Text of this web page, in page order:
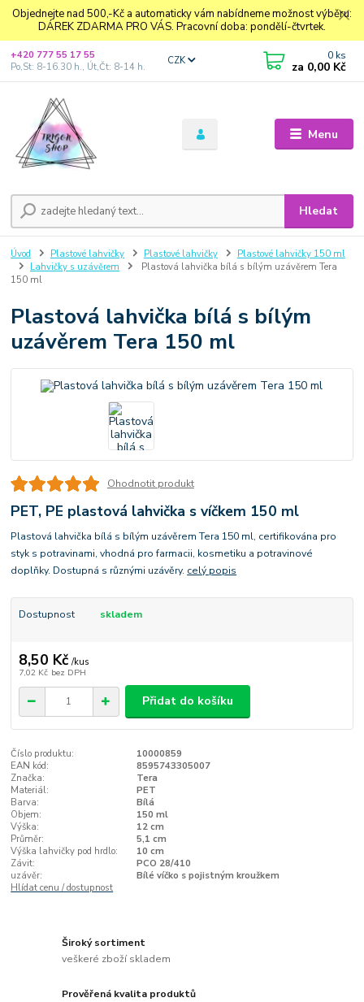
Objednejte nad 500,-Kč a automaticky vám nabídneme možnost výběru:
DÁREK ZDARMA PRO VÁS. Pracovní doba: pondělí-čtvrtek.
Menu
CZK
Hledat
+420 777 55 17 55
Po,St: 8-16.30 h., Út,Čt: 8-14 h.
0 ks
za 0,00 Kč
Úvod Plastové lahvičky Plastové lahvičky
Plastové lahvičky 150 ml
Lahvičky s uzávěrem
Plastová lahvička bílá s bílým uzávěrem Tera
150 ml
Plastová lahvička bílá s bílým
uzávěrem Tera 150 ml
Ohodnotit produkt
PET, PE plastová lahvička s víčkem 150 ml
Plastová lahvička bílá s bílým uzávěrem Tera 150 ml, certifikována pro
styk s potravinami, vhodná pro farmacii, kosmetiku a potravinové
doplňky. Dostupná s různými uzávěry. celý popis
Dostupnost skladem
8,50 Kč /kus
7,02 Kč bez DPH
Přidat do košíku
Číslo produktu:
10000859
EAN kód:
8595743305007
Značka:
Tera
Materiál:
PET
Barva:
Bílá
Objem:
150 ml
Výška:
12 cm
Průměr:
5,1 cm
Výška lahvičky pod hrdlo:
10 cm
Závit:
PCO 28/410
uzávěr:
Bílé víčko s pojistným kroužkem
Hlídat cenu / dostupnost
Široký sortiment
veškeré zboží skladem
Prověřená kvalita produktů